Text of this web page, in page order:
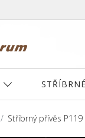
Stříbrný přívěs